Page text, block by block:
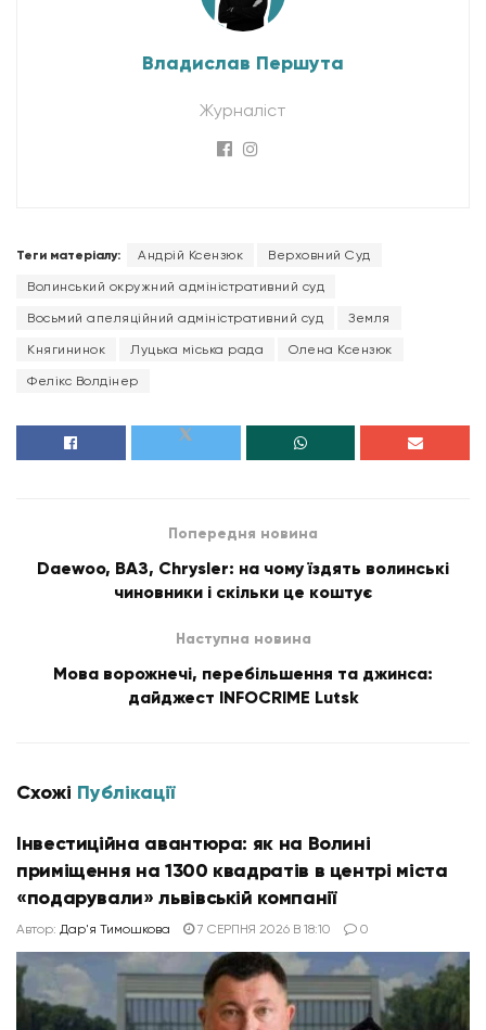
Владислав Першута
Журналіст
Теги матеріалу: Андрій Ксензюк Верховний Суд
Волинський окружний адміністративний суд
Восьмий апеляційний адміністративний суд Земля
Княгининок Луцька міська рада Олена Ксензюк
Фелікс Волдінер
Попередня новина
Daewoo, ВАЗ, Chrysler: на чому їздять волинські
чиновники і скільки це коштує
Наступна новина
Мова ворожнечі, перебільшення та джинса:
дайджест INFOCRIME Lutsk
Схожі Публікації
Інвестиційна авантюра: як на Волині
приміщення на 1300 квадратів в центрі міста
«подарували» львівській компанії
Автор: Дар'я Тимошкова 7 СЕРПНЯ 2026 В 18:10 0